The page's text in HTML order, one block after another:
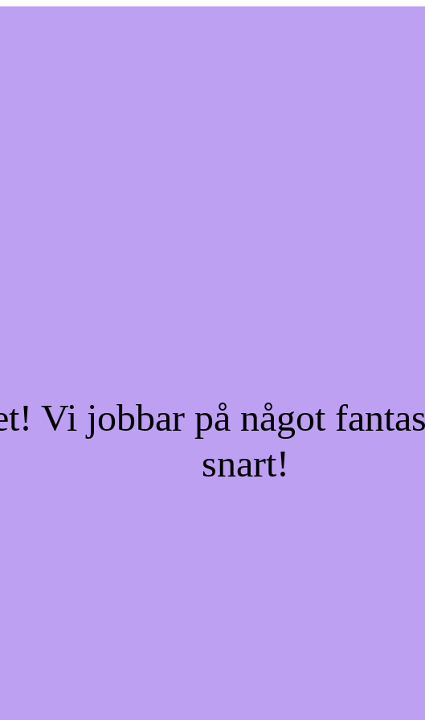
Vi jobbar på något
snart!